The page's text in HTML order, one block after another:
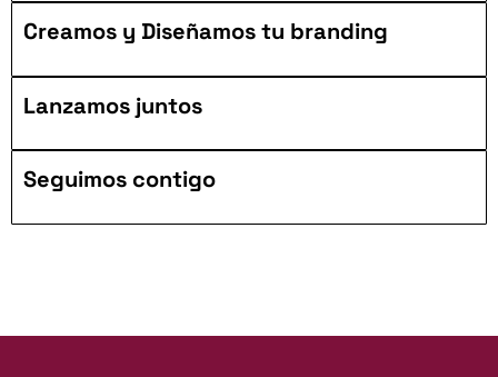
Creamos y Diseñamos tu branding
Lanzamos juntos
Seguimos contigo